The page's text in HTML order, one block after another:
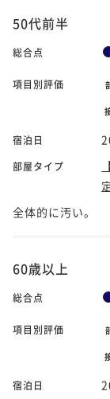
50代前半
総合点
項目別評価
宿泊日
部屋タイプ
全体的に汚い。
60歳以上
総合点
項目別評価
宿泊日